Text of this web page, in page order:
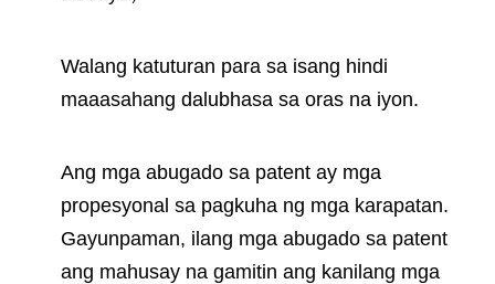
Walang katuturan para sa isang hindi
maaasahang dalubhasa sa oras na iyon.
Ang mga abugado sa patent ay mga
propesyonal sa pagkuha ng mga karapatan.
Gayunpaman, ilang mga abugado sa patent
ang mahusay na gamitin ang kanilang mga